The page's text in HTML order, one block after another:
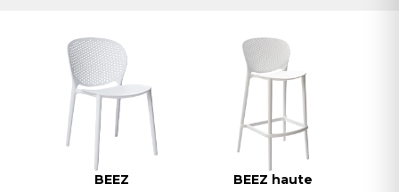
BEEZ BEEZ haute